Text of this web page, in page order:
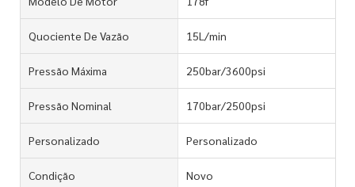
Quociente De Vazão 15L/min
Pressão Máxima 250bar/3600psi
Pressão Nominal 170bar/2500psi
Personalizado Personalizado
Condição Novo